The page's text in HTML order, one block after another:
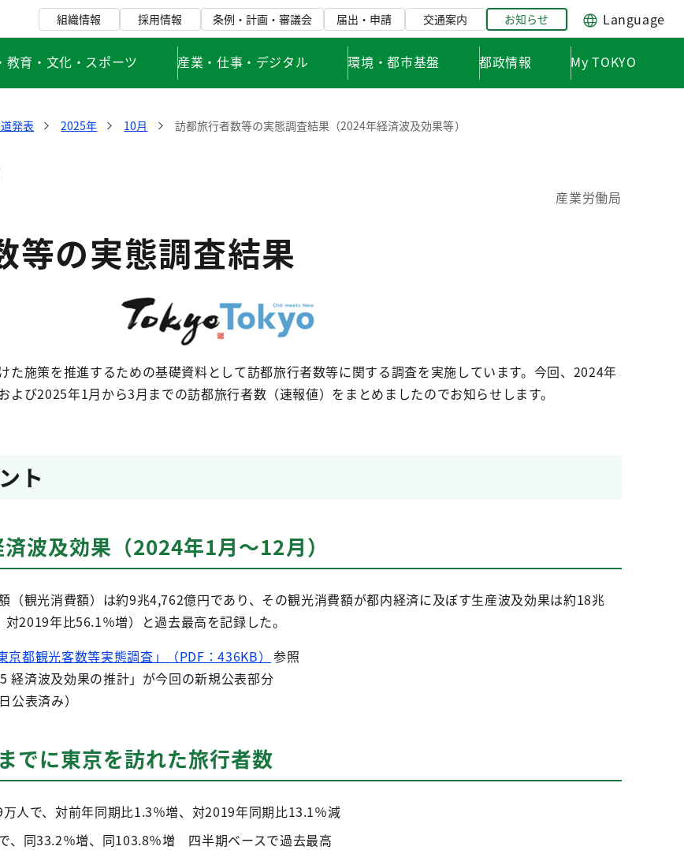
組織情報 採用情報 条例・計画・審議会 届出・申請 交通案内 お知らせ Language
教育・文化・スポーツ 産業・仕事・デジタル 環境・都市基盤 都政情報 My TOKYO
発表 2025年 10月 訪都旅行者数等の実態調査結果（2024年経済波及効果等）
産業労働局
等の実態調査結果
た施策を推進するための基礎資料として訪都旅行者数等に関する調査を実施しています。今回、2024年
よび2025年1月から3月までの訪都旅行者数（速報値）をまとめましたのでお知らせします。
ト
波及効果（2024年1月～12月）
（観光消費額）は約9兆4,762億円であり、その観光消費額が都内経済に及ぼす生産波及効果は約18兆
2019年比56.1％増）と過去最高を記録した。
京都観光客数等実態調査」（PDF：436KB） 参照
済波及効果の推計」が今回の新規公表部分
公表済み）
でに東京を訪れた旅行者数
人で、対前年同期比1.3％増、対2019年同期比13.1％減
、同33.2％増、同103.8％増 四半期ベースで過去最高